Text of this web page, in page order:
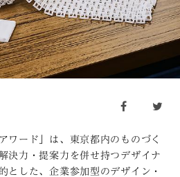
ワード」は、東京都内のものづく
決力・提案力を併せ持つデザイナ
とした、企業参加型のデザイン・